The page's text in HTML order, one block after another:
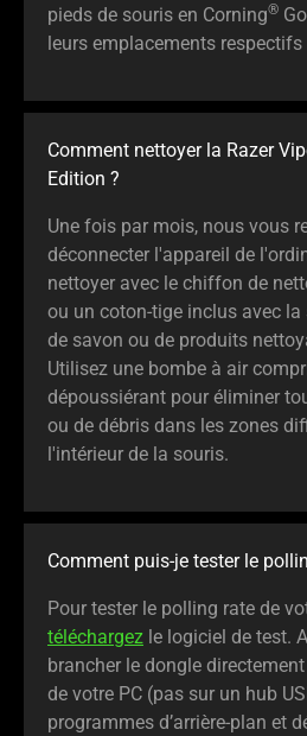
pieds de souris en Corning®
leurs emplacements
Comment nettoyer la Razer
Edition ?
Une fois par mois, nous vous
déconnecter l'appareil de
nettoyer avec le chiffon de
ou un coton-tige inclus avec la
de savon ou de produits
Utilisez une bombe à air
dépoussiérant pour éliminer
ou de débris dans les zones
l'intérieur de la souris.
Comment puis-je tester le
Pour tester le polling rate de
téléchargez le logiciel de test.
brancher le dongle
de votre PC (pas sur un hub
programmes d’arrière-plan et